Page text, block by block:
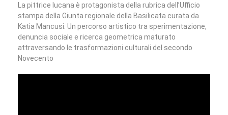
La pittrice lucana è protagonista della rubrica dell’Ufficio
stampa della Giunta regionale della Basilicata curata da
Katia Mancusi. Un percorso artistico tra sperimentazione,
denuncia sociale e ricerca geometrica maturato
attraversando le trasformazioni culturali del secondo
Novecento